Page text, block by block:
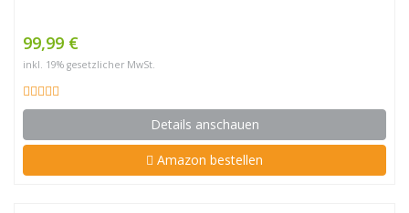
99,99 €
inkl. 19% gesetzlicher MwSt.
Details anschauen
Amazon bestellen